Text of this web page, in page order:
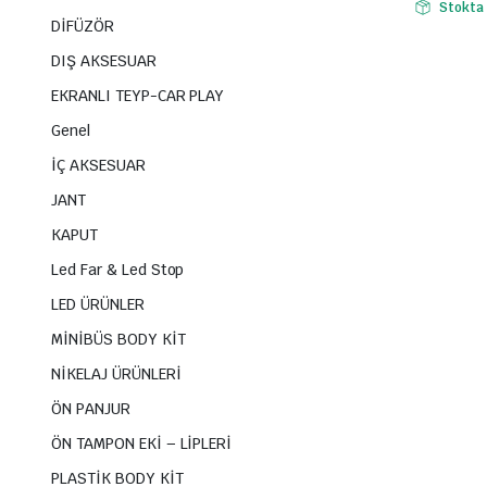
Stokta
DİFÜZÖR
DIŞ AKSESUAR
EKRANLI TEYP-CAR PLAY
Genel
İÇ AKSESUAR
JANT
KAPUT
Led Far & Led Stop
LED ÜRÜNLER
MİNİBÜS BODY KİT
NİKELAJ ÜRÜNLERİ
ÖN PANJUR
ÖN TAMPON EKİ – LİPLERİ
PLASTİK BODY KİT